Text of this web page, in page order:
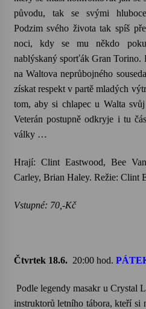
původu, tak se svými
Podzim svého života tak spíš
noci, kdy se mu někdo
nablýskaný sporťák GranTorino.
na Waltova neprůbojného souseda
získat respekt v partě mladých
tom, aby si chlapec u Walta
Veterán postupně odkryje i tu
války …
Hrají: Clint Eastwood, Bee
Carley, Brian Haley. Režie: Clint
Vstupné: 70,-Kč
Čtvrtek 18.6. 20:00 hod.
Podle legendy masakr u Crystal
instruktorů letního tábora, kteří si